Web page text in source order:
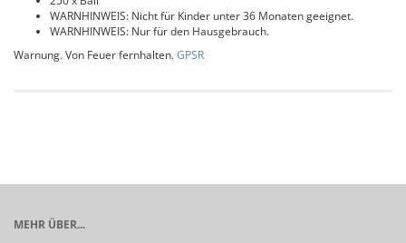
WARNHINWEIS: Nicht für Kinder unter 36 Monaten geeignet.
WARNHINWEIS: Nur für den Hausgebrauch.
Warnung. Von Feuer fernhalten.GPSR
MEHR ÜBER...